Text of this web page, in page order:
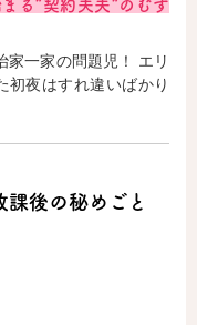
る“契約夫夫“のむず
家一家の問題児！ エリ
初夜はすれ違いばかり
課後の秘めごと